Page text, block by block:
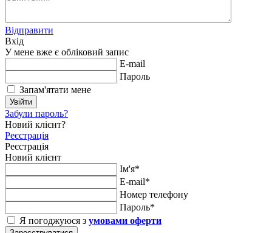
Відправити
Вхід
У мене вже є обліковий запис
E-mail
Пароль
Запам'ятати мене
Увійти
Забули пароль?
Новий клієнт?
Реєстрація
Реєстрація
Новий клієнт
Ім'я*
E-mail*
Номер телефону
Пароль*
Я погоджуюся з умовами оферти